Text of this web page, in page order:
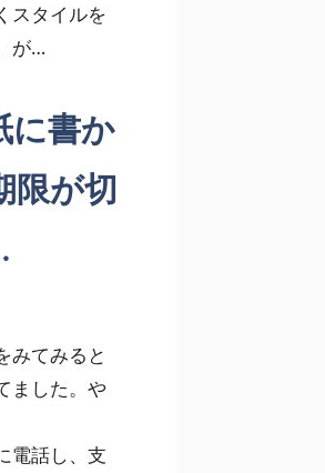
スタイルを
が…
に書か
限が切
みてみると
ました。や
電話し、支